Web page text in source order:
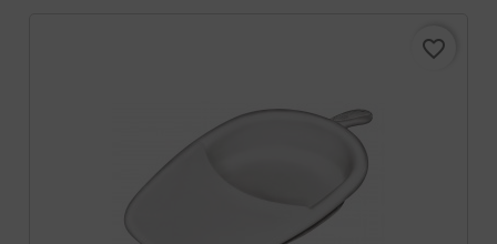
EXCLUSIVITÉ WEB !
favorite_border